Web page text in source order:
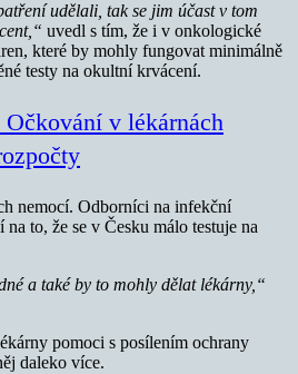
udělali, tak se jim účast v tom
uvedl s tím, že i v onkologické
které by mohly fungovat minimálně
testy na okultní krvácení.
v lékárnách
nemocí. Odborníci na infekční
to, že se v Česku málo testuje na
a také by to mohly dělat lékárny,“
pomoci s posílením ochrany
daleko více.